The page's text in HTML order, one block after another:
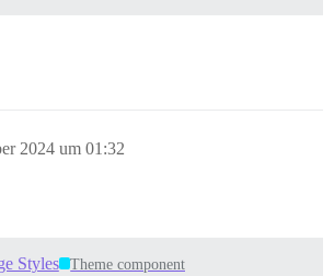
2024 um 01:32
Styles Theme component